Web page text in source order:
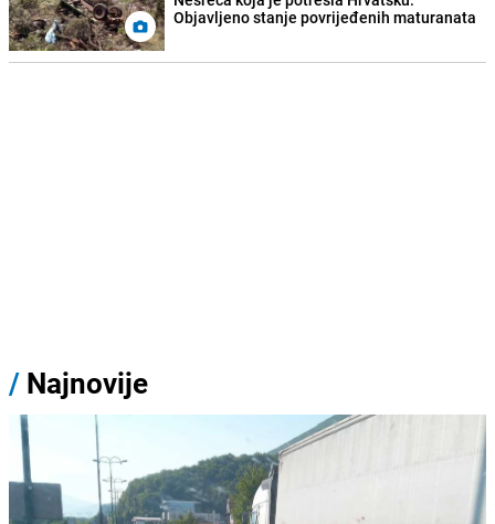
Objavljeno stanje povrijeđenih maturanata
/ Najnovije